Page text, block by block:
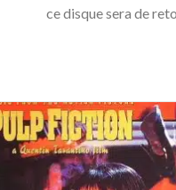
ce disque sera de